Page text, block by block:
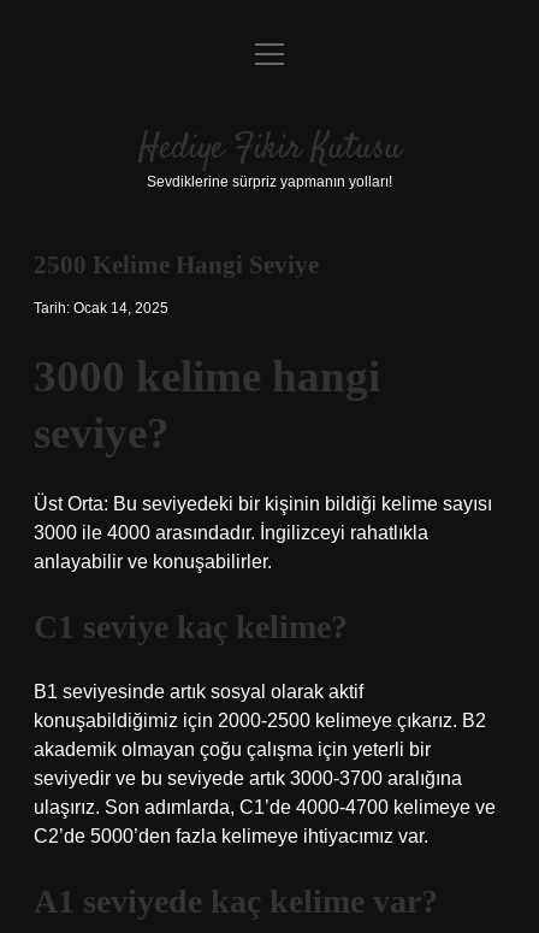
Anasayfa
Yasal Uyarı
menüyü
Hediye Fikir Kutusu
Sevdiklerine sürpriz yapmanın yolları!
2500 Kelime Hangi Seviye
Tarih: Ocak 14, 2025
3000 kelime hangi
seviye?
Üst Orta: Bu seviyedeki bir kişinin bildiği kelime sayısı
3000 ile 4000 arasındadır. İngilizceyi rahatlıkla
anlayabilir ve konuşabilirler.
C1 seviye kaç kelime?
B1 seviyesinde artık sosyal olarak aktif
konuşabildiğimiz için 2000-2500 kelimeye çıkarız. B2
akademik olmayan çoğu çalışma için yeterli bir
seviyedir ve bu seviyede artık 3000-3700 aralığına
ulaşırız. Son adımlarda, C1’de 4000-4700 kelimeye ve
C2’de 5000’den fazla kelimeye ihtiyacımız var.
A1 seviyede kaç kelime var?